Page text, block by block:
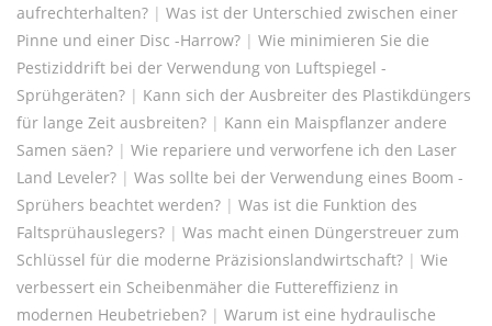
aufrechterhalten? | Was ist der Unterschied zwischen einer
Pinne und einer Disc -Harrow? | Wie minimieren Sie die
Pestiziddrift bei der Verwendung von Luftspiegel -
Sprühgeräten? | Kann sich der Ausbreiter des Plastikdüngers
für lange Zeit ausbreiten? | Kann ein Maispflanzer andere
Samen säen? | Wie repariere und verworfene ich den Laser
Land Leveler? | Was sollte bei der Verwendung eines Boom -
Sprühers beachtet werden? | Was ist die Funktion des
Faltsprühauslegers? | Was macht einen Düngerstreuer zum
Schlüssel für die moderne Präzisionslandwirtschaft? | Wie
verbessert ein Scheibenmäher die Futtereffizienz in
modernen Heubetrieben? | Warum ist eine hydraulische